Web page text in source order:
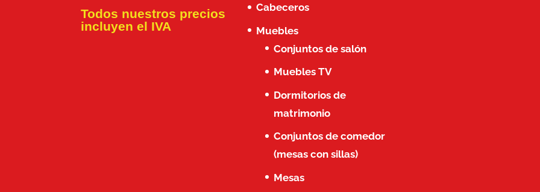
Todos nuestros precios
incluyen el IVA
Cabeceros
Muebles
Conjuntos de salón
Muebles TV
Dormitorios de
matrimonio
Conjuntos de comedor
(mesas con sillas)
Mesas